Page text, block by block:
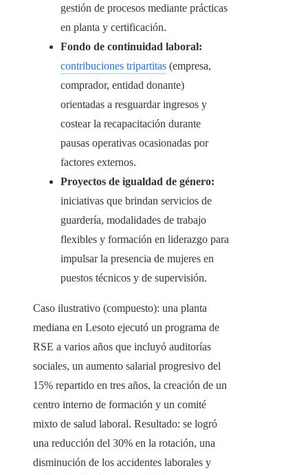
gestión de procesos mediante prácticas
en planta y certificación.
Fondo de continuidad laboral:
contribuciones tripartitas (empresa,
comprador, entidad donante)
orientadas a resguardar ingresos y
costear la recapacitación durante
pausas operativas ocasionadas por
factores externos.
Proyectos de igualdad de género:
iniciativas que brindan servicios de
guardería, modalidades de trabajo
flexibles y formación en liderazgo para
impulsar la presencia de mujeres en
puestos técnicos y de supervisión.
Caso ilustrativo (compuesto): una planta
mediana en Lesoto ejecutó un programa de
RSE a varios años que incluyó auditorías
sociales, un aumento salarial progresivo del
15% repartido en tres años, la creación de un
centro interno de formación y un comité
mixto de salud laboral. Resultado: se logró
una reducción del 30% en la rotación, una
disminución de los accidentes laborales y